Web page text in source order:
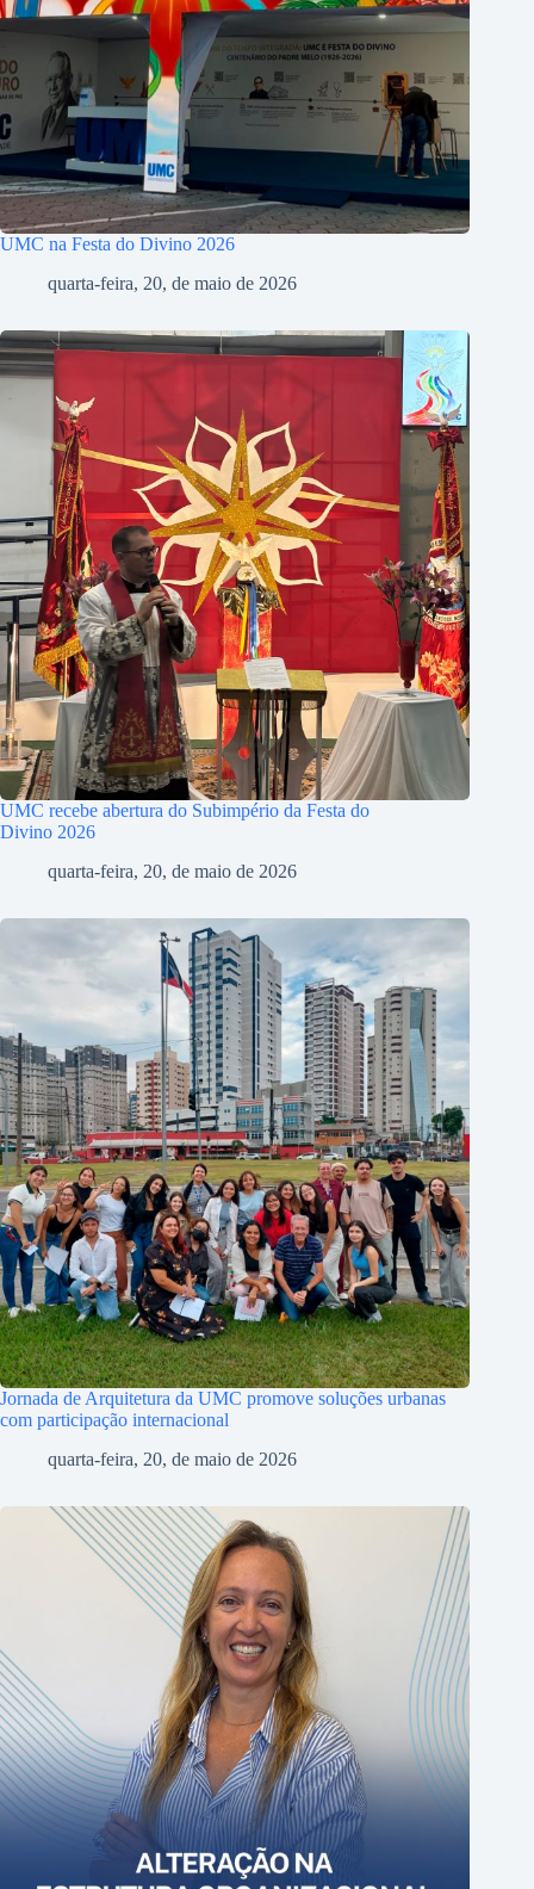
UMC na Festa do Divino 2026
quarta-feira, 20, de maio de 2026
UMC recebe abertura do Subimpério da Festa do
Divino 2026
quarta-feira, 20, de maio de 2026
Jornada de Arquitetura da UMC promove soluções urbanas
com participação internacional
quarta-feira, 20, de maio de 2026